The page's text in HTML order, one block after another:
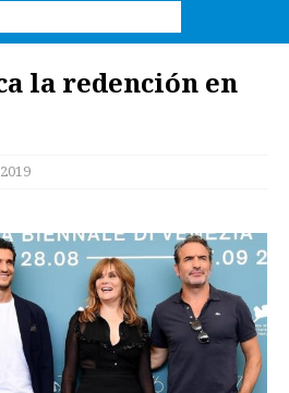
la redención en